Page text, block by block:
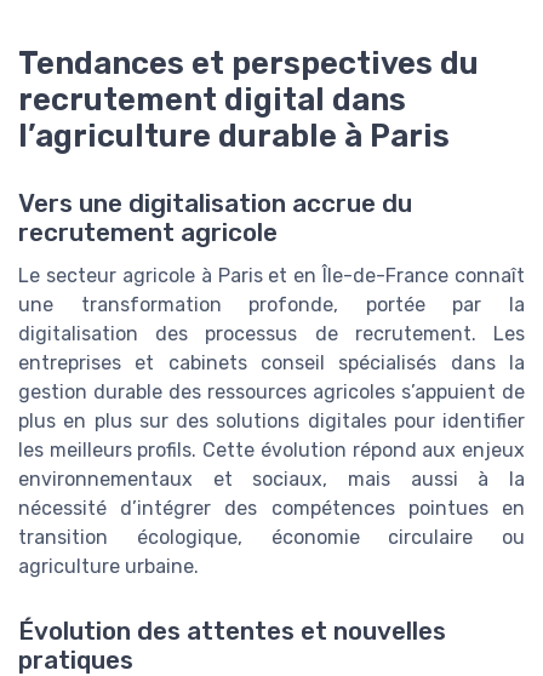
Tendances et perspectives du
recrutement digital dans
l’agriculture durable à Paris
Vers une digitalisation accrue du
recrutement agricole
Le secteur agricole à Paris et en Île-de-France connaît
une transformation profonde, portée par la
digitalisation des processus de recrutement. Les
entreprises et cabinets conseil spécialisés dans la
gestion durable des ressources agricoles s’appuient de
plus en plus sur des solutions digitales pour identifier
les meilleurs profils. Cette évolution répond aux enjeux
environnementaux et sociaux, mais aussi à la
nécessité d’intégrer des compétences pointues en
transition écologique, économie circulaire ou
agriculture urbaine.
Évolution des attentes et nouvelles
pratiques